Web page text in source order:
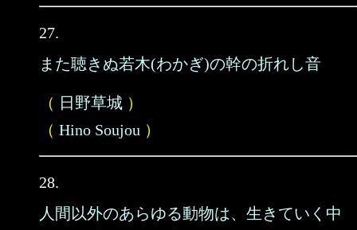
27.
また聴きぬ若木(わかぎ)の幹の折れし音
（ 日野草城 ）
（ Hino Soujou ）
28.
人間以外のあらゆる動物は、生きていく中